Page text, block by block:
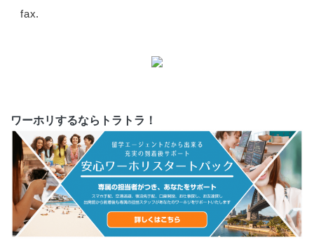
fax.
ワーホリするならトラトラ！